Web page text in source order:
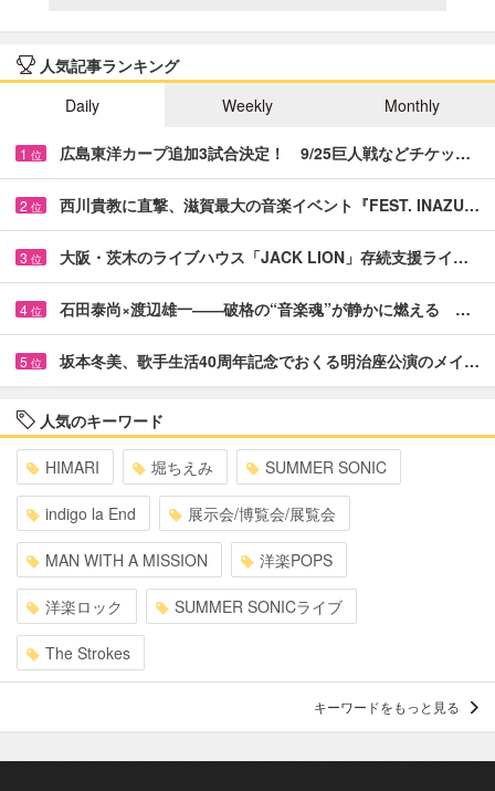
人気記事ランキング
Daily
Weekly Monthly
1 位 広島東洋カープ追加3試合決定！ 9/25巨人戦などチケッ…
2 位 西川貴教に直撃、滋賀最大の音楽イベント『FEST. INAZU…
3 位 大阪・茨木のライブハウス「JACK LION」存続支援ライ…
4 位 石田泰尚×渡辺雄一――破格の“音楽魂”が静かに燃える …
5 位 坂本冬美、歌手生活40周年記念でおくる明治座公演のメイ…
人気のキーワード
HIMARI 堀ちえみ SUMMER SONIC
indigo la End 展示会/博覧会/展覧会
MAN WITH A MISSION 洋楽POPS
洋楽ロック SUMMER SONICライブ
The Strokes
キーワードをもっと見る